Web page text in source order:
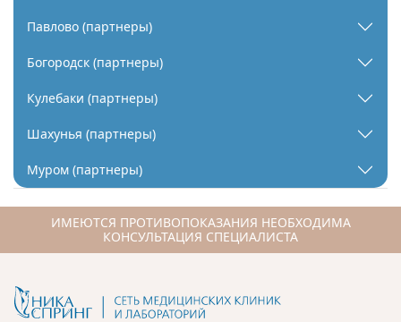
Павлово (партнеры)
Богородск (партнеры)
Кулебаки (партнеры)
Шахунья (партнеры)
Муром (партнеры)
ИМЕЮТСЯ ПРОТИВОПОКАЗАНИЯ НЕОБХОДИМА
КОНСУЛЬТАЦИЯ СПЕЦИАЛИСТА